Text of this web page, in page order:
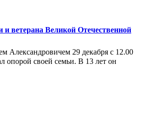
ветерана Великой Отечественной
29 декабря с 12.00
опорой своей семьи. В 13 лет он